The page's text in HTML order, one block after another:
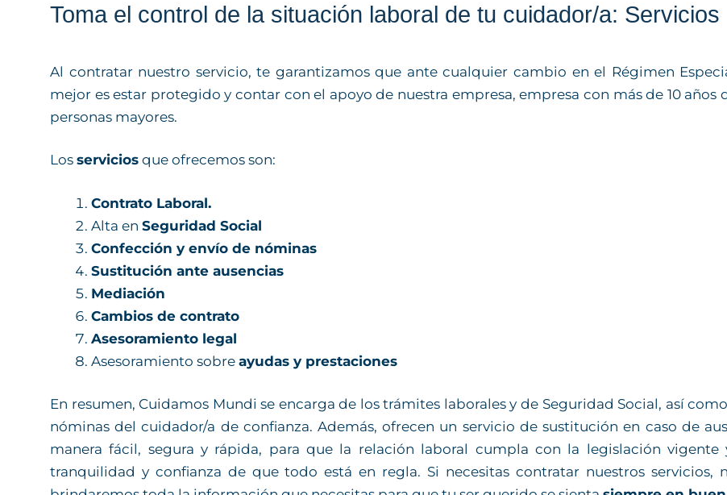
Toma el control de la situación laboral de tu cuidador/a: Servicios
Al contratar nuestro servicio, te garantizamos que ante cualquier cambio en el Régimen
mejor es estar protegido y contar con el apoyo de nuestra empresa, empresa con más de 10
personas mayores.
Los servicios que ofrecemos son:
Contrato Laboral.
Alta en Seguridad Social
Confección y envío de nóminas
Sustitución ante ausencias
Mediación
Cambios de contrato
Asesoramiento legal
Asesoramiento sobre ayudas y prestaciones
En resumen, Cuidamos Mundi se encarga de los trámites laborales y de Seguridad Social, así
nóminas del cuidador/a de confianza. Además, ofrecen un servicio de sustitución en caso de
manera fácil, segura y rápida, para que la relación laboral cumpla con la legislación
tranquilidad y confianza de que todo está en regla. Si necesitas contratar nuestros servicios,